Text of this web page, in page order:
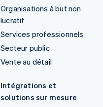
Organisations à but non
lucratif
Services professionnels
Secteur public
Vente au détail
Intégrations et
solutions sur mesure